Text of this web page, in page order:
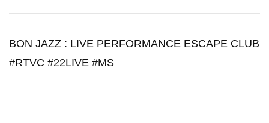
BON JAZZ : LIVE PERFORMANCE ESCAPE CLUB
#RTVC #22LIVE #MS